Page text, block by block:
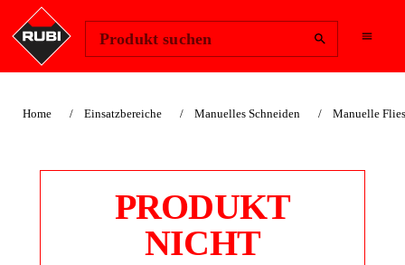
Produkt suchen
Home Einsatzbereiche Manuelles Schneiden Manuelle
PRODUKT
NICHT